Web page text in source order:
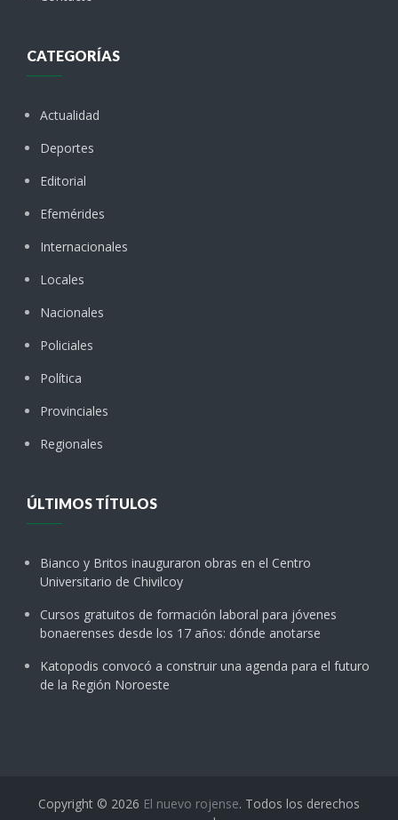
CATEGORÍAS
Actualidad
Deportes
Editorial
Efemérides
Internacionales
Locales
Nacionales
Policiales
Política
Provinciales
Regionales
ÚLTIMOS TÍTULOS
Bianco y Britos inauguraron obras en el Centro
Universitario de Chivilcoy
Cursos gratuitos de formación laboral para jóvenes
bonaerenses desde los 17 años: dónde anotarse
Katopodis convocó a construir una agenda para el futuro
de la Región Noroeste
Copyright © 2026 El nuevo rojense. Todos los derechos